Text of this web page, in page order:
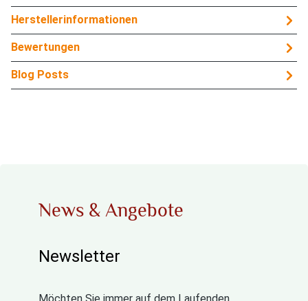
Herstellerinformationen
Bewertungen
Blog Posts
News & Angebote
Newsletter
Möchten Sie immer auf dem Laufenden